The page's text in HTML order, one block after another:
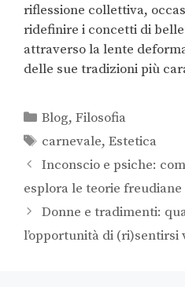
riflessione collettiva,
ridefinire i concetti di
attraverso la lente
delle sue tradizioni più
Blog,Filosofia
carnevale,Estetica
Inconscio e psiche:
esplora le teorie freudiane
Donne e tradimenti:
l’opportunità di (ri)sentirsi